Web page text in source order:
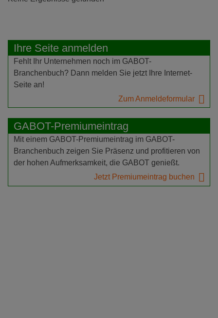
Ihre Seite anmelden
Fehlt Ihr Unternehmen noch im GABOT-
Branchenbuch? Dann melden Sie jetzt Ihre Internet-
Seite an!
Zum Anmeldeformular
GABOT-Premiumeintrag
Mit einem GABOT-Premiumeintrag im GABOT-
Branchenbuch zeigen Sie Präsenz und profitieren von
der hohen Aufmerksamkeit, die GABOT genießt.
Jetzt Premiumeintrag buchen